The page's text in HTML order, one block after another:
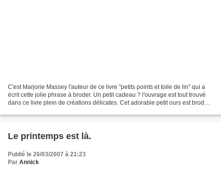
C'est Marjorie Massey l'auteur de ce livre "petits points et toile de lin" qui a
écrit cette jolie phrase à broder. Un petit cadeau ? l'ouvrage est tout trouvé
dans ce livre plein de créations délicates. Cet adorable petit ours est brodé
Le printemps est là.
Publié le 26/03/2007 à 21:23
Par Annick